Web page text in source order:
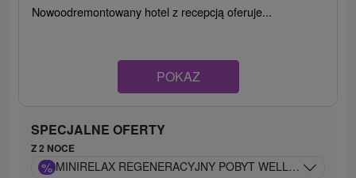
Nowoodremontowany hotel z recepcją oferuje...
POKAZ
SPECJALNE OFERTY
Z 2 NOCE
%